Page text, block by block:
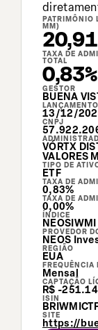
PATRIMÔNIO
MM)
20,91
TAXA DE
TOTAL
0,83%
GESTOR
BUENA
LANÇAMENTO
13/12/
CNPJ
VÓRTX
VALORES
TIPO DE
ETF
TAXA DE
0,83%
TAXA DE
0,00%
ÍNDICE
NEOSIWMI
PROVEDOR
NEOS
REGIÃO
EUA
FREQUÊNCIA
Mensal
CAPTAÇÃO
R$ -
ISIN
SITE
https://